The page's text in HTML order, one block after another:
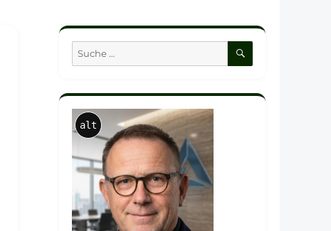
Suche
nach:
SUCHEN
alt